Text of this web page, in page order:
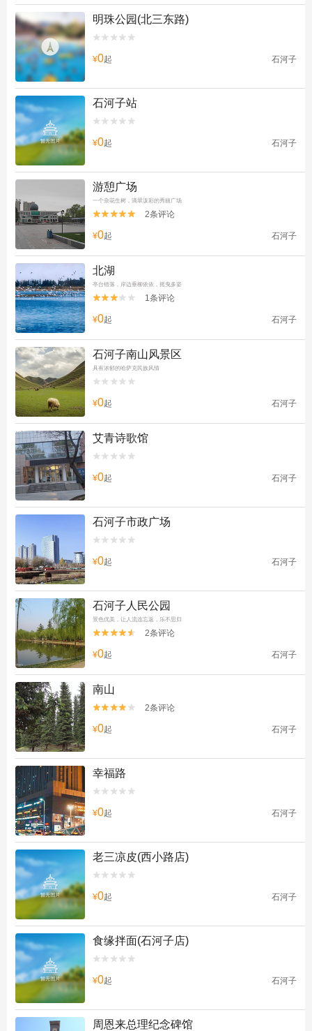
明珠公园(北三东路)


¥0起 石河子
石河子站


¥0起 石河子
游憩广场
一个杂花生树，滴翠泼彩的秀丽广场

 2条评论
¥0起 石河子
北湖
亭台错落，岸边垂柳依依，摇曳多姿

 1条评论
¥0起 石河子
石河子南山风景区
具有浓郁的哈萨克民族风情


¥0起 石河子
艾青诗歌馆


¥0起 石河子
石河子市政广场


¥0起 石河子
石河子人民公园
景色优美，让人流连忘返，乐不思归

 2条评论
¥0起 石河子
南山

 2条评论
¥0起 石河子
幸福路


¥0起 石河子
老三凉皮(西小路店)


¥0起 石河子
食缘拌面(石河子店)


¥0起 石河子
周恩来总理纪念碑馆